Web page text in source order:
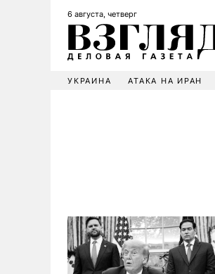
6 августа, четверг
УКРАИНА АТАКА НА ИРАН